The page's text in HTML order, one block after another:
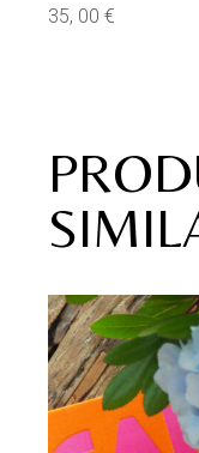
35, 00 €